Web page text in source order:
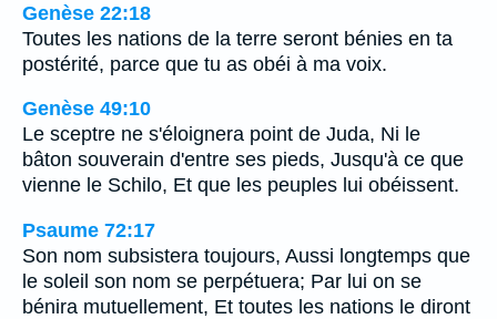
Genèse 22:18
Toutes les nations de la terre seront bénies en ta
postérité, parce que tu as obéi à ma voix.
Genèse 49:10
Le sceptre ne s'éloignera point de Juda, Ni le
bâton souverain d'entre ses pieds, Jusqu'à ce que
vienne le Schilo, Et que les peuples lui obéissent.
Psaume 72:17
Son nom subsistera toujours, Aussi longtemps que
le soleil son nom se perpétuera; Par lui on se
bénira mutuellement, Et toutes les nations le diront